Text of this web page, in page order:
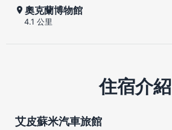
奧克蘭博物館
4.1 公里
住宿介紹
艾皮蘇米汽車旅館